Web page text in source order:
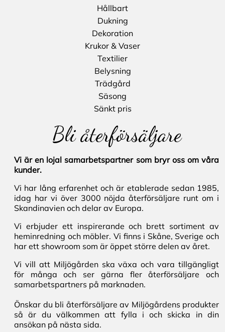
Hållbart
Dukning
Dekoration
Krukor & Vaser
Textilier
Belysning
Trädgård
Säsong
Sänkt pris
Bli återförsäljare
Vi är en lojal samarbetspartner som bryr oss om våra
kunder.
Vi har lång erfarenhet och är etablerade sedan 1985,
idag har vi över 3000 nöjda återförsäljare runt om i
Skandinavien och delar av Europa.
Vi erbjuder ett inspirerande och brett sortiment av
heminredning och möbler. Vi finns i Skåne, Sverige och
har ett showroom som är öppet större delen av året.
Vi vill att Miljögården ska växa och vara tillgängligt
för många och ser gärna fler återförsäljare och
samarbetspartners på marknaden.
Önskar du bli återförsäljare av Miljögårdens produkter
så är du välkommen att fylla i och skicka in din
ansökan på nästa sida.